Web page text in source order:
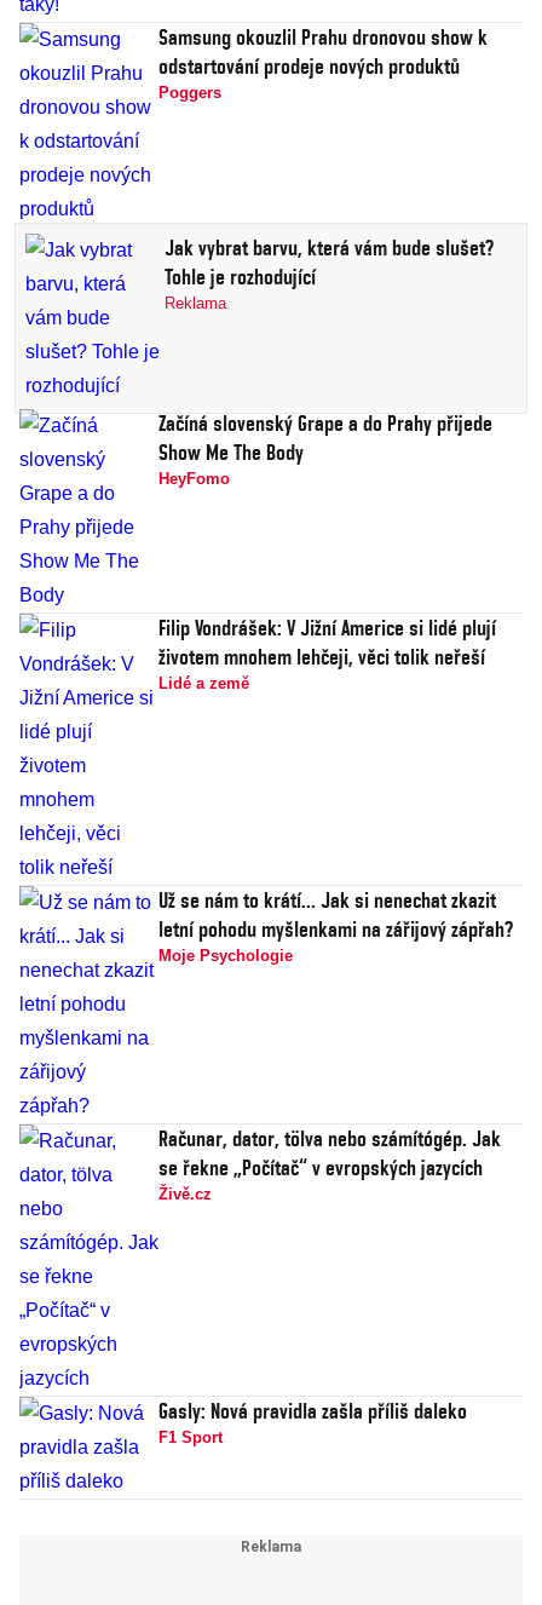
Samsung okouzlil Prahu dronovou show k
odstartování prodeje nových produktů
Poggers
Jak vybrat barvu, která vám bude slušet?
Tohle je rozhodující
Reklama
Začíná slovenský Grape a do Prahy přijede
Show Me The Body
HeyFomo
Filip Vondrášek: V Jižní Americe si lidé plují
životem mnohem lehčeji, věci tolik neřeší
Lidé a země
Už se nám to krátí... Jak si nenechat zkazit
letní pohodu myšlenkami na zářijový zápřah?
Moje Psychologie
Računar, dator, tölva nebo számítógép. Jak
se řekne „Počítač“ v evropských jazycích
Živě.cz
Gasly: Nová pravidla zašla příliš daleko
F1 Sport